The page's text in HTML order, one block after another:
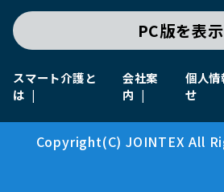
PC版を表示
スマート介護と
は
会社案
内
個人
せ
Copyright(C) JOINTEX All